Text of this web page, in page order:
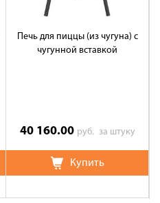
Печь для пиццы (из чугуна) с
чугунной вставкой
40 160.00 руб. за штуку
Купить